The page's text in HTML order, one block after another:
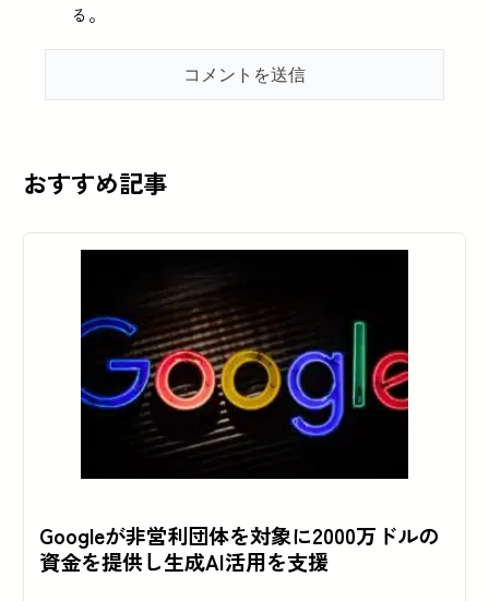
る。
おすすめ記事
Googleが非営利団体を対象に2000万ドルの
資金を提供し生成AI活用を支援